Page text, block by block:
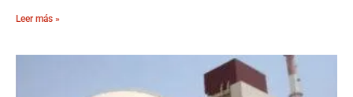
Leer más »